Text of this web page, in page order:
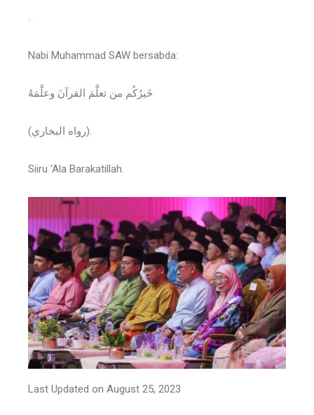
.
Nabi Muhammad SAW bersabda:
خَيرُكُم من تعلَّمَ القرآنَ وعلَّمَهُ
(رواه البخاري).
Siiru ‘Ala Barakatillah.
Last Updated on August 25, 2023